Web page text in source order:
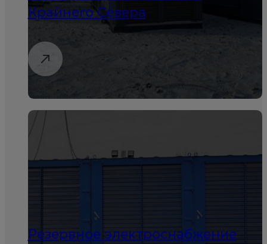
Крайнего Севера
Резервное электроснабжение